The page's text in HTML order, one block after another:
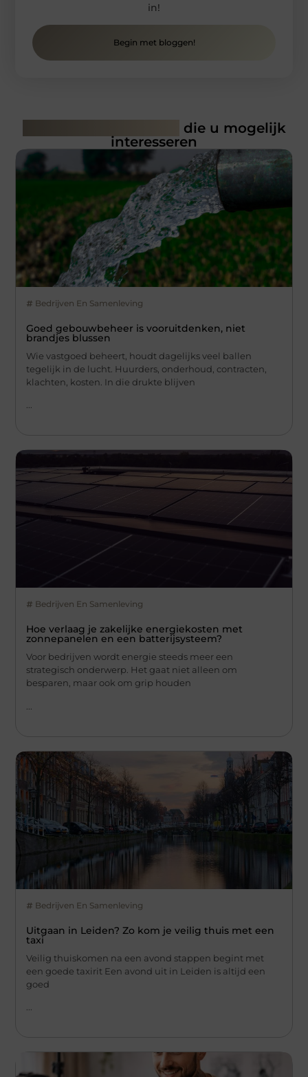
in!
Begin met bloggen!
die u mogelijk
interesseren
Bedrijven En Samenleving
Goed gebouwbeheer is vooruitdenken, niet
brandjes blussen
Wie vastgoed beheert, houdt dagelijks veel ballen
tegelijk in de lucht. Huurders, onderhoud, contracten,
klachten, kosten. In die drukte blijven
...
Bedrijven En Samenleving
Hoe verlaag je zakelijke energiekosten met
zonnepanelen en een batterijsysteem?
Voor bedrijven wordt energie steeds meer een
strategisch onderwerp. Het gaat niet alleen om
besparen, maar ook om grip houden
Bedrijven En Samenleving
Uitgaan in Leiden? Zo kom je veilig thuis met een
taxi
Veilig thuiskomen na een avond stappen begint met
een goede taxirit Een avond uit in Leiden is altijd een
goed
...